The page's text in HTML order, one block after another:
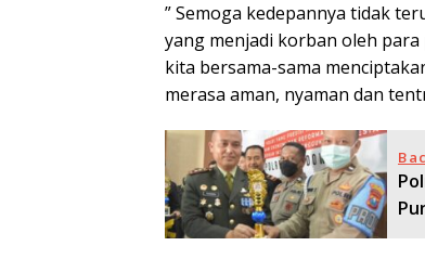
” Semoga kedepannya tidak
yang menjadi korban oleh
kita bersama-sama
merasa aman, nyaman dan